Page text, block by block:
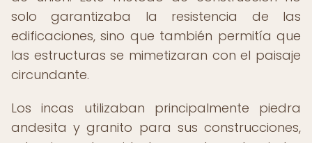
solo garantizaba la resistencia de las
edificaciones, sino que también permitía que
las estructuras se mimetizaran con el paisaje
circundante.
Los incas utilizaban principalmente piedra
andesita y granito para sus construcciones,